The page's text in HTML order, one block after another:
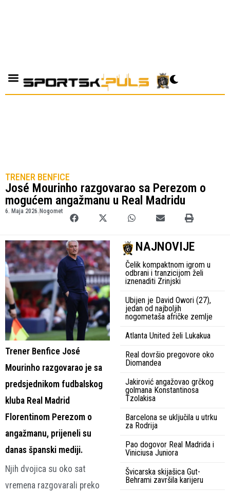
TRENER BENFICE
José Mourinho razgovarao sa Perezom o
mogućem angažmanu u Real Madridu
6. Maja 2026. Nogomet
Trener Benfice José
Mourinho razgovarao je sa
predsjednikom fudbalskog
kluba Real Madrid
Florentinom Perezom o
angažmanu, prijeneli su
danas španski mediji.
Njih dvojica su oko sat
vremena razgovarali preko
NAJNOVIJE
Čelik kompaktnom igrom u
odbrani i tranzicijom želi
iznenaditi Zrinjski
Ubijen je David Owori (27),
jedan od najboljih
nogometaša afričke zemlje
Atlanta United želi Lukakua
Real dovršio pregovore oko
Diomandea
Jakirović angažovao grčkog
golmana Konstantinosa
Tzolakisa
Barcelona se uključila u utrku
za Rodrija
Pao dogovor Real Madrida i
Viniciusa Juniora
Švicarska skijašica Gut-
Behrami završila karijeru